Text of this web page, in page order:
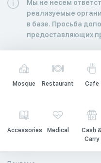
Мы не несем
реализуемые
в базе. Просьба
предоставляющих
Mosque Restaurant Cafe
Accessories Medical
Cash &
Carry